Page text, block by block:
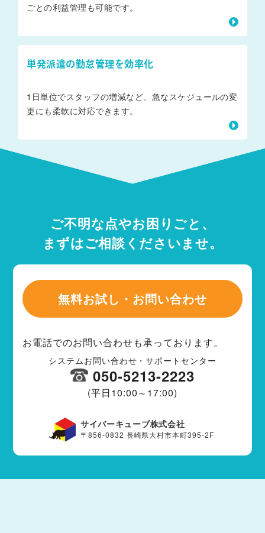
ごとの利益管理も可能です。
単発派遣の勤怠管理を効率化
1日単位でスタッフの増減など、急なスケジュールの変
更にも柔軟に対応できます。
ご不明な点やお困りごと、
まずはご相談くださいませ。
無料お試し・お問い合わせ
お電話でのお問い合わせも承っております。
システムお問い合わせ・サポートセンター
050-5213-2223
(平日10:00～17:00)
サイバーキューブ株式会社
〒856-0832 長崎県大村市本町395-2F